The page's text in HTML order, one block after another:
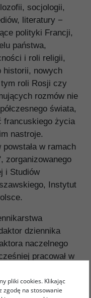
socjologii,
literatury −
polityki Francji,
państwa,
i roli religii,
historii, nowych
roli Rosji czy
rozmów nie
świata,
francuskiego życia
nastroje.
w ramach
zorganizowanego
i Studiów
Instytut
dziennika
naczelnego
pracował w
Prasowej (PAP)
Były redaktor
i „Monitora Unii
pliki cookies. Klikając
zgodę na stosowanie